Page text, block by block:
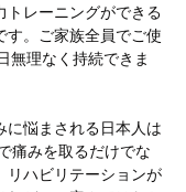
トレーニングができる
す。ご家族全員でご使
無理なく持続できま
に悩まされる日本人は
痛みを取るだけでな
リハビリテーションが